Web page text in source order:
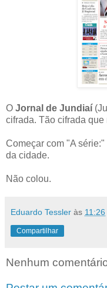
O Jornal de Jundiaí
cifrada. Tão cifrada
Começar com "A
da cidade.
Não colou.
Eduardo Tessler às 11:26
Compartilhar
Nenhum